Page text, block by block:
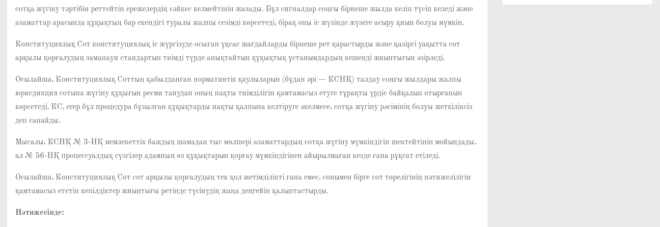
сотқа жүгіну тәртібін реттейтін ережелердің сәйкес келмейтінін жазады. Бұл сигналдар соңғы бірнеше жылда келіп түсіп келеді және
азаматтар арасында құқықтың бар екендігі туралы жалпы сезімді көрсетеді, бірақ оны іс жүзінде жүзеге асыру қиын болуы мүмкін.
Конституциялық Сот конституциялық іс жүргізуде осыған ұқсас жағдайларды бірнеше рет қарастырды және қазіргі уақытта сот
арқылы қорғалудың заманауи стандартын тиімді түрде анықтайтын құқықтық ұстанымдардың кешенді жиынтығын әзірледі.
Осылайша, Конституциялық Соттың қабылданған нормативтік қаулыларын (бұдан әрі — КСНҚ) талдау соңғы жылдары жалпы
юрисдикция сотына жүгіну құқығын ресми танудан оның нақты тиімділігін қамтамасыз етуге тұрақты үрдіс байқалып отырғанын
көрсетеді. КС, егер бұл процедура бұзылған құқықтарды нақты қалпына келтіруге әкелмесе, сотқа жүгіну рәсімінің болуы жеткіліксіз
деп санайды.
Мысалы, КСНҚ № 3-НҚ мемлекеттік баждың шамадан тыс мөлшері азаматтардың сотқа жүгіну мүмкіндігін шектейтінін мойындады,
ал № 56-НҚ процессуалдық сүзгілер адамның өз құқықтарын қорғау мүмкіндігінен айырылмаған кезде ғана рұқсат етіледі.
Осылайша, Конституциялық Сот сот арқылы қорғалудың тек қол жетімділікті ғана емес, сонымен бірге сот төрелігінің нәтижелілігін
қамтамасыз ететін кепілдіктер жиынтығы ретінде түсінудің жаңа деңгейін қалыптастырды.
Нәтижесінде: